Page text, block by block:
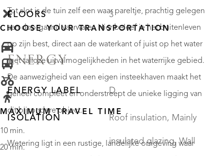
Tot slot is de tuin zelf een waar pareltje, prachtig gelegen
aan doorgaand vaarwater. Hier beleef je het buitenleven
op zijn best, direct aan de waterkant of juist op het water
met talloze uitvalmogelijkheden in het waterrijke gebied.
De aanwezigheid van een eigen insteekhaven maakt het
geheel compleet en onderstreept de unieke ligging van
dit bijzondere object.
Wetering ligt in een rustige, landelijke omgeving waar
FLOORS 3
ENERGY
ENERGY LABEL D
ISOLATION Roof insulation, Mainly
insulated glazing, Wall
CHOOSE YOUR TRANSPORTATION
MAXIMUM TRAVEL TIME
10 min.
20 min.